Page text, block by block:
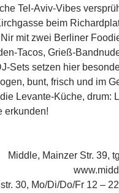
Tel-Aviv-Vibes
beim
mit zwei Berliner
Tacos, Grieß-
Sets setzen hier
bunt, frisch und im
Levante-Küche, drum:
erkunden!
Middle, Mainzer Str. 39,
30, Mo/Di/Do/Fr 12 –